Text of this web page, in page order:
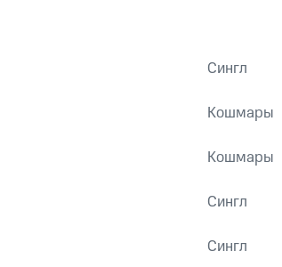
Сингл
Кошмары
Кошмары
Сингл
Сингл